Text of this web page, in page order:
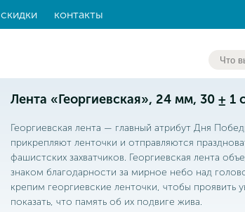
скидки контакты
Лента «Георгиевская», 24 мм, 30 ± 1
Георгиевская лента — главный атрибут Дня
прикрепляют ленточки и отправляются
фашистских захватчиков. Георгиевская лента
знаком благодарности за мирное небо над
крепим георгиевские ленточки, чтобы проявить
показать, что память об их подвиге жива.